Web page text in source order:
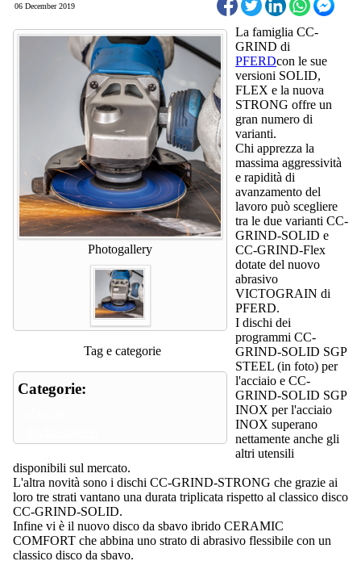
06 December 2019
Photogallery
Tag e categorie
Categorie:
La famiglia CC‐
GRIND di
PFERDcon le sue
versioni SOLID,
FLEX e la nuova
STRONG offre un
gran numero di
varianti.
Chi apprezza la
massima aggressività
e rapidità di
avanzamento del
lavoro può scegliere
tra le due varianti CC-
GRIND-SOLID e
CC-GRIND-Flex
dotate del nuovo
abrasivo
VICTOGRAIN di
PFERD.
I dischi dei
programmi CC-
GRIND-SOLID SGP
STEEL (in foto) per
l'acciaio e CC-
GRIND-SOLID SGP
INOX per l'acciaio
INOX superano
nettamente anche gli
altri utensili
disponibili sul mercato.
L'altra novità sono i dischi CC-GRIND-STRONG che grazie ai
loro tre strati vantano una durata triplicata rispetto al classico disco
CC-GRIND-SOLID.
Infine vi è il nuovo disco da sbavo ibrido CERAMIC
COMFORT che abbina uno strato di abrasivo flessibile con un
classico disco da sbavo.